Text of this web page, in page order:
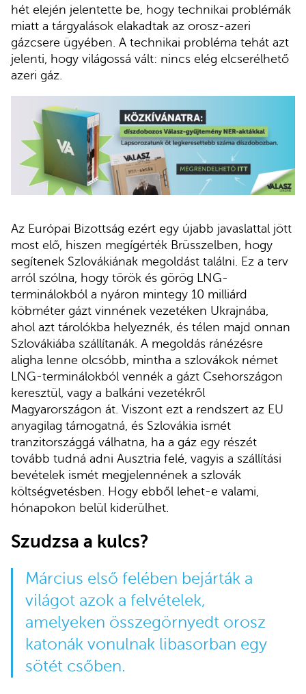
hét elején jelentette be, hogy technikai problémák
miatt a tárgyalások elakadtak az orosz-azeri
gázcsere ügyében. A technikai probléma tehát azt
jelenti, hogy világossá vált: nincs elég elcserélhető
azeri gáz.
Az Európai Bizottság ezért egy újabb javaslattal jött
most elő, hiszen megígérték Brüsszelben, hogy
segítenek Szlovákiának megoldást találni. Ez a terv
arról szólna, hogy török és görög LNG-
terminálokból a nyáron mintegy 10 milliárd
köbméter gázt vinnének vezetéken Ukrajnába,
ahol azt tárolókba helyeznék, és télen majd onnan
Szlovákiába szállítanák. A megoldás ránézésre
aligha lenne olcsóbb, mintha a szlovákok német
LNG-terminálokból vennék a gázt Csehországon
keresztül, vagy a balkáni vezetékről
Magyarországon át. Viszont ezt a rendszert az EU
anyagilag támogatná, és Szlovákia ismét
tranzitországgá válhatna, ha a gáz egy részét
tovább tudná adni Ausztria felé, vagyis a szállítási
bevételek ismét megjelennének a szlovák
költségvetésben. Hogy ebből lehet-e valami,
hónapokon belül kiderülhet.
Szudzsa a kulcs?
Március első felében bejárták a
világot azok a felvételek,
amelyeken összegörnyedt orosz
katonák vonulnak libasorban egy
sötét csőben.